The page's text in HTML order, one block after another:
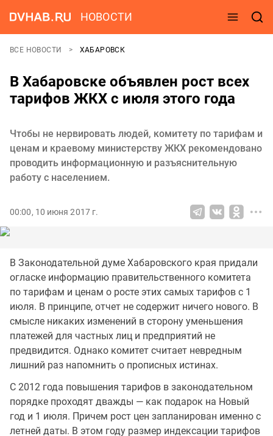
НОВОСТИ
ВСЕ НОВОСТИ ХАБАРОВСК
В Хабаровске объявлен рост всех
тарифов ЖКХ с июля этого года
Чтобы не нервировать людей, комитету по тарифам и
ценам и краевому министерству ЖКХ рекомендовано
проводить информационную и разъяснительную
работу с населением.
00:00, 10 июня 2017 г.
В Законодательной думе Хабаровского края придали
огласке информацию правительственного комитета
по тарифам и ценам о росте этих самых тарифов с 1
июля. В принципе, отчет не содержит ничего нового. В
смысле никаких изменений в сторону уменьшения
платежей для частных лиц и предприятий не
предвидится. Однако комитет считает невредным
лишний раз напомнить о прописных истинах.
С 2012 года повышения тарифов в законодательном
порядке проходят дважды — как подарок на Новый
год и 1 июля. Причем рост цен запланирован именно с
летней даты. В этом году размер индексации тарифов